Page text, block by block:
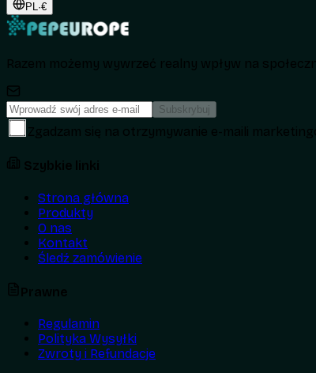
PL·€
Subskrybuj
Strona główna
Produkty
O nas
Kontakt
Śledź zamówienie
Regulamin
Polityka Wysyłki
Zwroty i Refundacje